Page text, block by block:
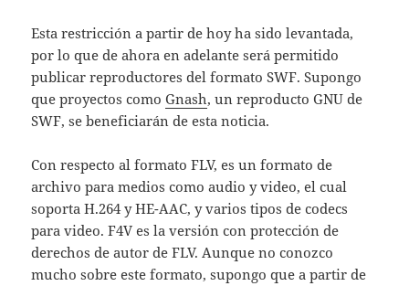
Esta restricción a partir de hoy ha sido levantada,
por lo que de ahora en adelante será permitido
publicar reproductores del formato SWF. Supongo
que proyectos comoGnash, un reproducto GNU de
SWF, se beneficiarán de esta noticia.
Con respecto al formato FLV, es un formato de
archivo para medios como audio y video, el cual
soporta H.264 y HE-AAC, y varios tipos de codecs
para video. F4V es la versión con protección de
derechos de autor de FLV. Aunque no conozco
mucho sobre este formato, supongo que a partir de